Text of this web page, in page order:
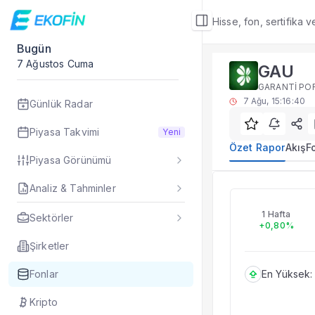
Hisse, fon, sertifika
Bugün
7 Ağustos Cuma
Günlük Radar
Piyasa Takvimi Yeni
Piyasa Görünümü
Analiz & Tahminler
Sektörler
Şirketler
Fonlar
Kripto
Fon Detay
Özet Rapor
GAU yatırım
GAU fonu özet
TEFAS GAU
Fon verileri hangi
Evet. Fon detay
Fon Detay— İlgili
Fon Portföyü
GAU
GARANTİ
7 Ağu, 15:16:40
Özet RaporAkış
1 Hafta
+0,80%
En Yüksek: